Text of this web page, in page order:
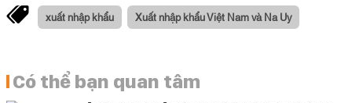
xuất nhập khẩu Xuất nhập khẩu Việt Nam và Na Uy
Có thể bạn quan tâm